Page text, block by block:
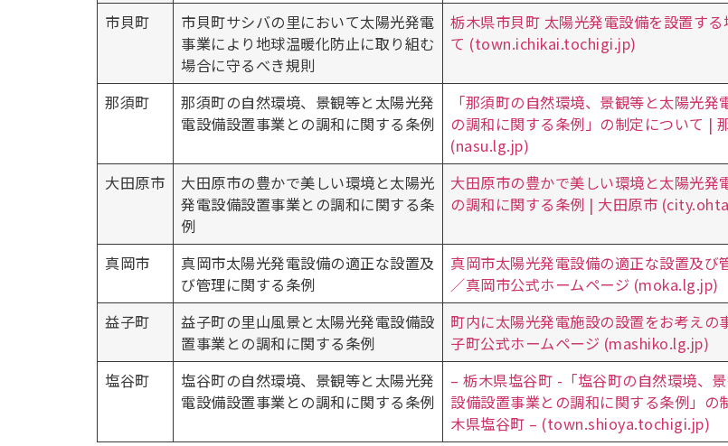
市貝町
市貝町サシバの里において太陽光発電
事業により地球温暖化防止に取り組む
場合に守るべき規則
栃木県市貝町 太陽光発電設備を設置す
て (town.ichikai.tochigi.jp)
那須町
那須町の自然環境、景観等と太陽光発
電設備設置事業との調和に関する条例
「那須町の自然環境、景観等と太陽光発
の調和に関する条例」の制定について |
(nasu.lg.jp)
大田原市
大田原市の豊かで美しい環境と太陽光
発電設備設置事業との調和に関する条
例
大田原市の豊かで美しい環境と太陽光発
の調和に関する条例 | 大田原市
真岡市
真岡市太陽光発電設備の適正な設置及
び管理に関する条例
真岡市太陽光発電設備の適正な設置及び
／真岡市公式ホームページ (moka.lg.jp)
益子町
益子町の里山風景と太陽光発電設備設
置事業との調和に関する条例
町内に太陽光発電施設の設置をお考えの
子町公式ホームページ (mashiko.lg.jp)
塩谷町
塩谷町の自然環境、景観等と太陽光発
電設備設置事業との調和に関する条例
– 栃木県塩谷町 -「塩谷町の自然環境、
設備設置事業との調和に関する条例」の
木県塩谷町 – (town.shioya.tochigi.jp)